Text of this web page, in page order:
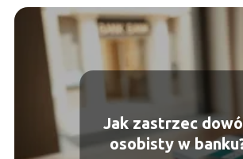
Jak zastrzec
osobisty w